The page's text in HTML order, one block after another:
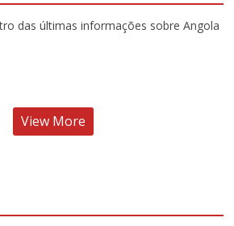
das últimas informações sobre Angola
View More